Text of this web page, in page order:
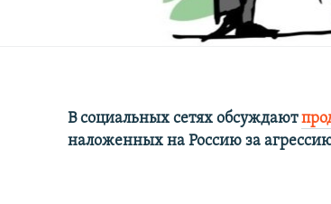
В социальных сетях обсуждают
наложенных на Россию за